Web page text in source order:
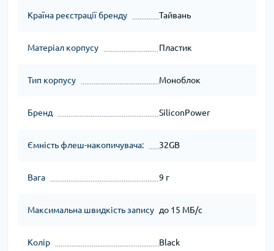
Країна реєстрації бренду Тайвань
Матеріал корпусу Пластик
Тип корпусу Моноблок
Бренд SiliconPower
Ємність флеш-накопичувача: 32GB
Вага 9 г
Максимальна швидкість запису до 15 МБ/с
Колір Black